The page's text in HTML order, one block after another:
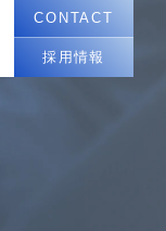
CONTACT
採用情報